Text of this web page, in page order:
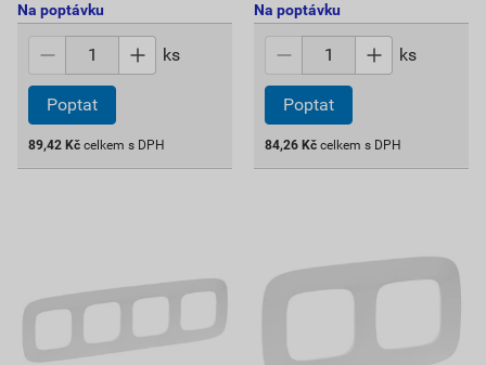
Na poptávku
ks
Poptat
89,42 Kč celkem s DPH
Na poptávku
ks
Poptat
84,26 Kč celkem s DPH